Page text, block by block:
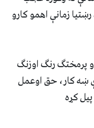
زمانې اهمو کارو
پرمختګ رنګ اوزنګ
ښه کار، حق اوعمل
کړه